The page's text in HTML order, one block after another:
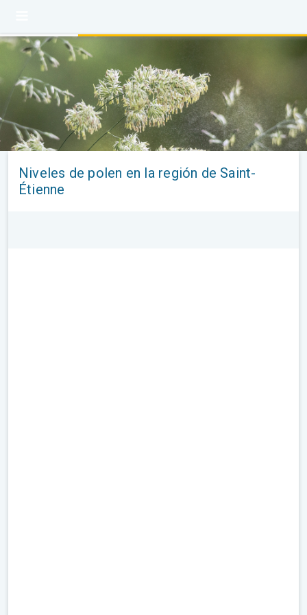
Niveles de polen en la región de Saint-
Étienne